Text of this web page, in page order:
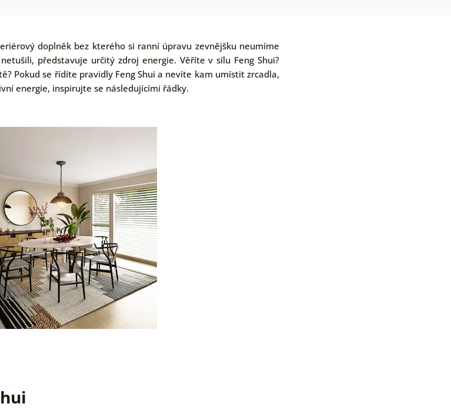
doplněk bez kterého si ranní úpravu zevnějšku neumíme
představuje určitý zdroj energie. Věříte v sílu Feng Shui?
Pokud se řídíte pravidly Feng Shui a nevíte kam umístit zrcadla,
energie, inspirujte se následujícími řádky.